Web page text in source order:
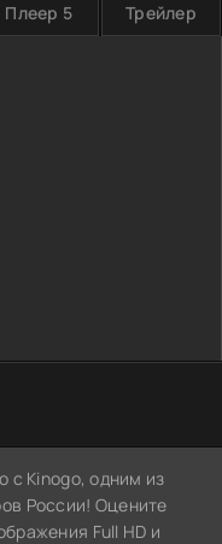
Плеер 5 Трейлер
с Kinogo, одним из
России! Оцените
Full HD и